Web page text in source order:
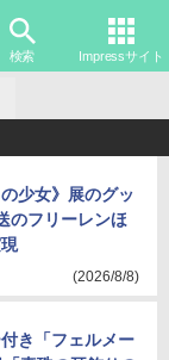
検索 Impressサイト
少女》展のグッ
のフリーレンほ
(2026/8/8)
き「フェルメー